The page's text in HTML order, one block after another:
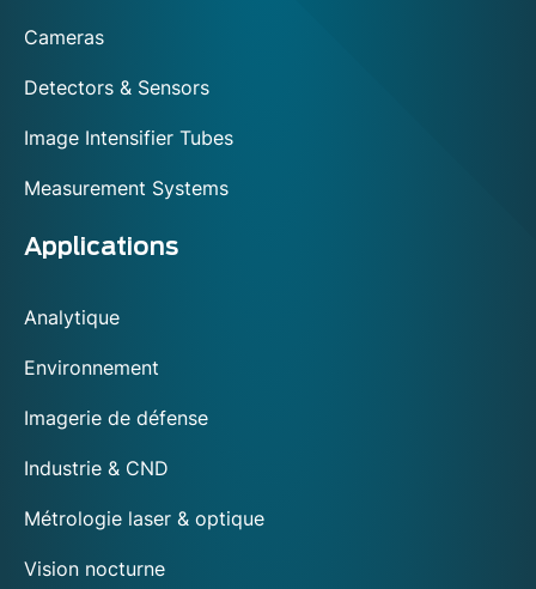
Cameras
Detectors & Sensors
Image Intensifier Tubes
Measurement Systems
Applications
Analytique
Environnement
Imagerie de défense
Industrie & CND
Métrologie laser & optique
Vision nocturne